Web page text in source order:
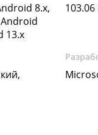
8.x,
13.x